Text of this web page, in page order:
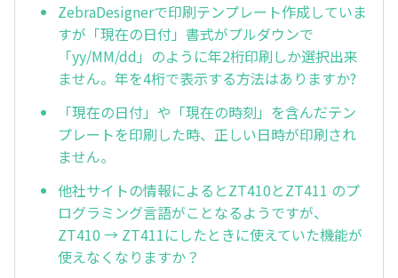
ZebraDesignerで印刷テンプレート作成していま
すが「現在の日付」書式がプルダウンで
「yy/MM/dd」のように年2桁印刷しか選択出来
ません。年を4桁で表示する方法はありますか?
「現在の日付」や「現在の時刻」を含んだテン
プレートを印刷した時、正しい日時が印刷され
ません。
他社サイトの情報によるとZT410とZT411 のプ
ログラミング言語がことなるようですが、
ZT410 → ZT411にしたときに使えていた機能が
使えなくなりますか？